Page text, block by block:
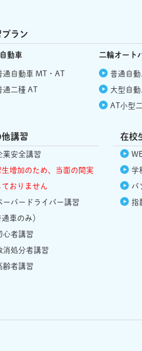
ラン
動車
通自動車 MT・AT
通二種 AT
二輪オート
普通自
大型自
AT小型
他講習
業安全講習
生増加のため、当面の間実
ておりません
ーパードライバー講習
通車のみ）
心者講習
消処分者講習
齢者講習
在校
学
パ
指